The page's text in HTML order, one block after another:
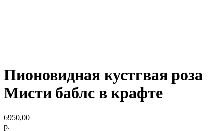
Пионовидная кустгвая роза
Мисти баблс в крафте
6950,00
р.